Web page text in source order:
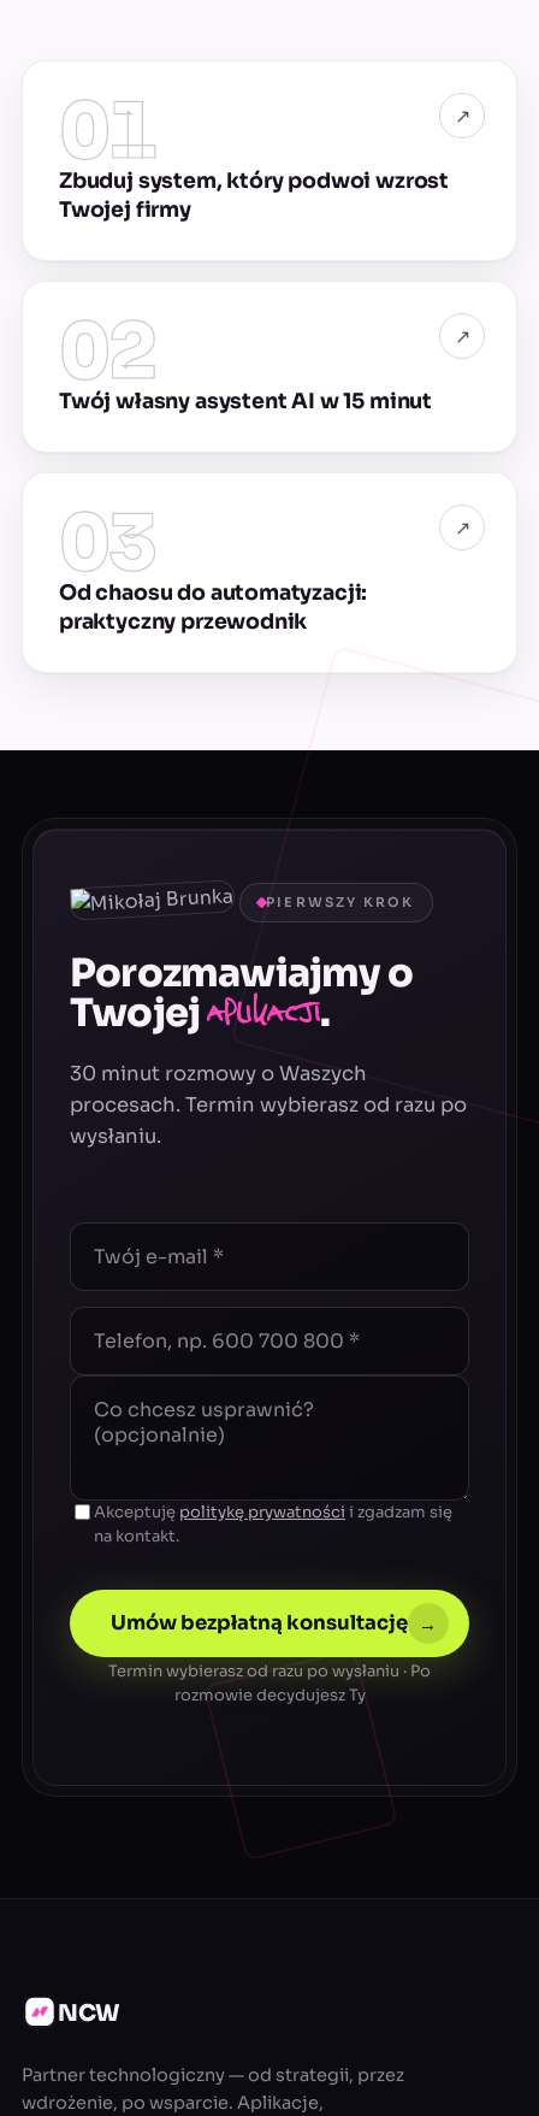
01 ↗
Zbuduj system, który podwoi wzrost
Twojej firmy
02 ↗
Twój własny asystent AI w 15 minut
03 ↗
Od chaosu do automatyzacji:
praktyczny przewodnik
PIERWSZY KROK
Porozmawiajmy o
Twojejaplikacji.
30 minut rozmowy o Waszych
procesach. Termin wybierasz od razu po
wysłaniu.
Akceptuję politykę prywatności i zgadzam się
na kontakt.
Umów bezpłatną konsultację →
Termin wybierasz od razu po wysłaniu · Po
rozmowie decydujesz Ty
NCW
Partner technologiczny — od strategii, przez
wdrożenie, po wsparcie. Aplikacje,